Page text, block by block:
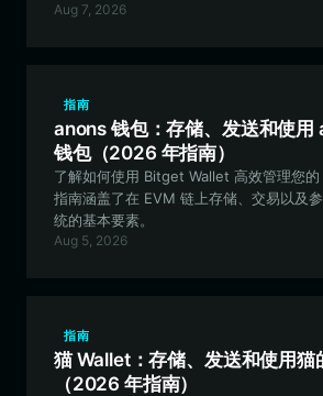
Aug 7, 2026
指南
anons 钱包：存储、发送和使用
钱包（2026 年指南）
了解如何使用 Bitget Wallet 高效管理您
指南涵盖了在 EVM 链上存储、交易以及
统的基本要素。
Aug 5, 2026
指南
猫 Wallet：存储、发送和使用猫
（2026 年指南）